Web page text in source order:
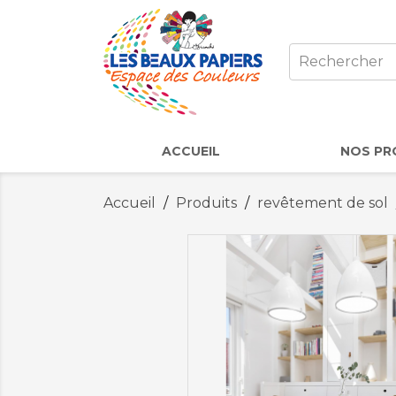
ACCUEIL NOS
Accueil Produits revêtement de sol